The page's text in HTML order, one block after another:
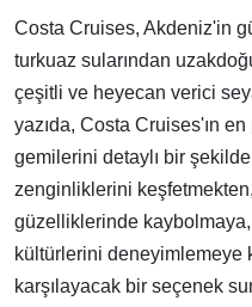
Costa Cruises, Akdeniz'in
turkuaz sularından
çeşitli ve heyecan verici
yazıda, Costa Cruises'ın
gemilerini detaylı bir
zenginliklerini
güzelliklerinde
kültürlerini deneyimlemeye
karşılayacak bir seçenek